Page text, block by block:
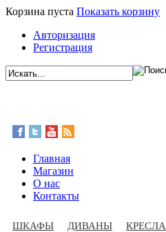
Корзина пуста Показать корзину
Авторизация
Регистрация
Главная
Магазин
О нас
Контакты
ШКАФЫ ДИВАНЫ КРЕСЛА